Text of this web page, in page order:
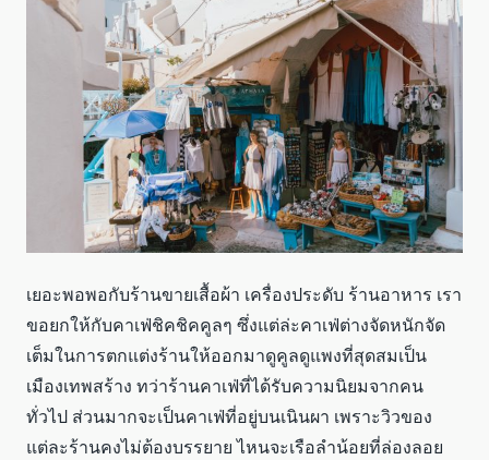
เยอะพอพอกับร้านขายเสื้อผ้า เครื่องประดับ ร้านอาหาร เรา
ขอยกให้กับคาเฟ่ชิคชิคคูลๆ ซึ่งแต่ล่ะคาเฟ่ต่างจัดหนักจัด
เต็มในการตกแต่งร้านให้ออกมาดูคูลดูแพงที่สุดสมเป็น
เมืองเทพสร้าง ทว่าร้านคาเฟ่ที่ได้รับความนิยมจากคน
ทั่วไป ส่วนมากจะเป็นคาเฟ่ที่อยู่บนเนินผา เพราะวิวของ
แต่ละร้านคงไม่ต้องบรรยาย ไหนจะเรือลำน้อยที่ล่องลอย